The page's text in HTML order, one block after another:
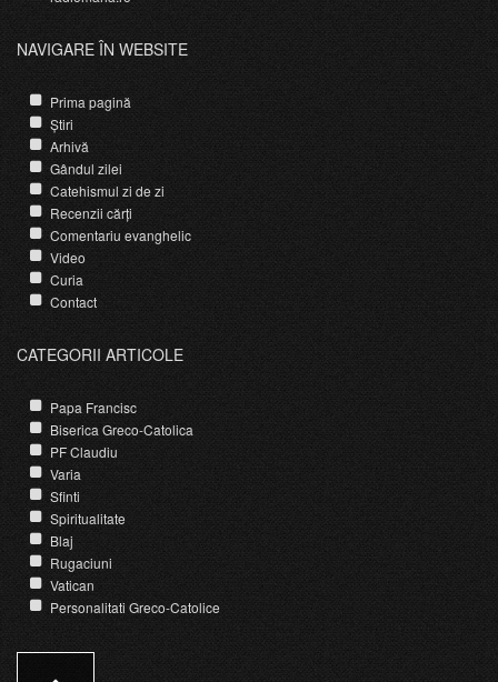
NAVIGARE ÎN WEBSITE
Prima pagină
Știri
Arhivă
Gândul zilei
Catehismul zi de zi
Recenzii cărți
Comentariu evanghelic
Video
Curia
Contact
CATEGORII ARTICOLE
Papa Francisc
Biserica Greco-Catolica
PF Claudiu
Varia
Sfinti
Spiritualitate
Blaj
Rugaciuni
Vatican
Personalitati Greco-Catolice